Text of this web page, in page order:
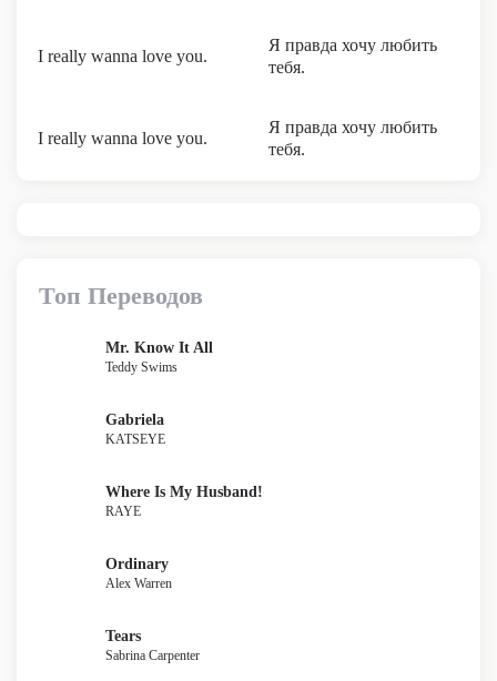
I really wanna love you.
Я правда хочу любить
тебя.
I really wanna love you.
Я правда хочу любить
тебя.
Топ Переводов
Mr. Know It All
Teddy Swims
Gabriela
KATSEYE
Where Is My Husband!
RAYE
Ordinary
Alex Warren
Tears
Sabrina Carpenter